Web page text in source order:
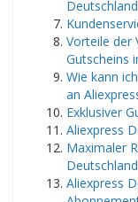
Deutschland
Vorteile der
Gutscheins
Wie kann
an
Exklusiver
Aliexpress
Maximaler
Deutschland
Aliexpress